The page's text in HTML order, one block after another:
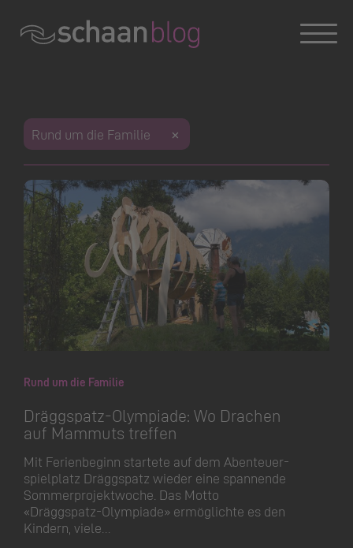
Rund um die Familie
Rund um die Familie
Dräggspatz-Olympiade: Wo Drachen
auf Mammuts treffen
Mit Ferienbeginn startete auf dem Abenteuer­
spielplatz Dräggspatz wieder eine spannende
Sommerpro­jektwoche. Das Motto
«Dräggspatz-Olympiade» ermöglichte es den
Kindern, viele…